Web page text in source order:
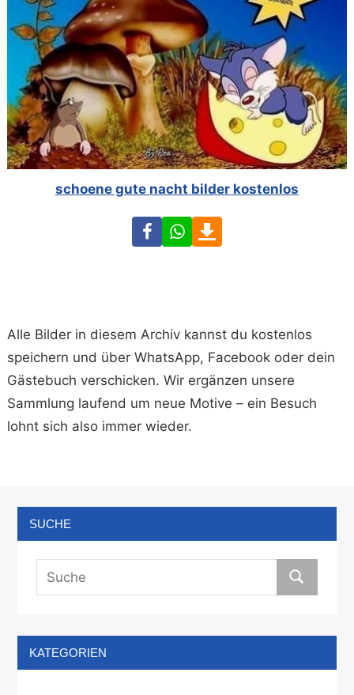
schoene gute nacht bilder kostenlos
FacebookWhatsApp
Alle Bilder in diesem Archiv kannst du kostenlos
speichern und über WhatsApp, Facebook oder dein
Gästebuch verschicken. Wir ergänzen unsere
Sammlung laufend um neue Motive – ein Besuch
lohnt sich also immer wieder.
SUCHE
KATEGORIEN